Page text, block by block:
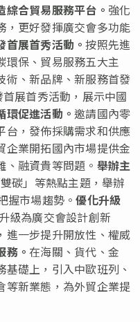
合貿易服務平台。 強化
，更好發揮廣交會多功能
首展首秀活動。按照先進
環保、貿易服務五大主
術、新品牌、新服務首發
展首秀活動，展示中國
環促進活動。邀請國內零
台，發佈採購需求和供應
企業開拓國內市場提供金
融資貴等問題。 舉辦主
碳」等熱點主題，舉辦
握市場趨勢。優化升級
級為廣交會設計創新
進一步提升開放性、權威
務。在海關、貨代、金
礎上，引入中歐班列、
等新業態，為外貿企業提